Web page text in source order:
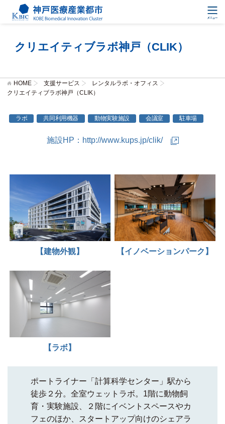
クリエイティブラボ神戸（CLIK）
HOME 支援サービス
レンタルラボ・オフィス
クリエイティブラボ神戸（CLIK）
ラボ 共同利用機器 動物実験施設 会議室 駐車場
施設HP： http://www.kups.jp/clik/
【建物外観】 【イノベーションパーク】
【ラボ】
ポートライナー 「計算科学センター」駅から
徒歩２分。全室ウェットラボ。1階に動物飼
育・実験施設 、２階にイベントスペースやカ
フェのほか、
スタートアップ向けのシェアラ